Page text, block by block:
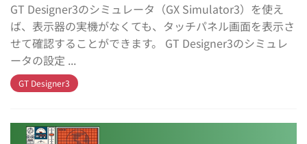
GT Designer3のシミュレータ（GX Simulator3）を使え
ば、表示器の実機がなくても、タッチパネル画面を表示さ
せて確認することができます。 GT Designer3のシミュレ
ータの設定 ...
GT Designer3